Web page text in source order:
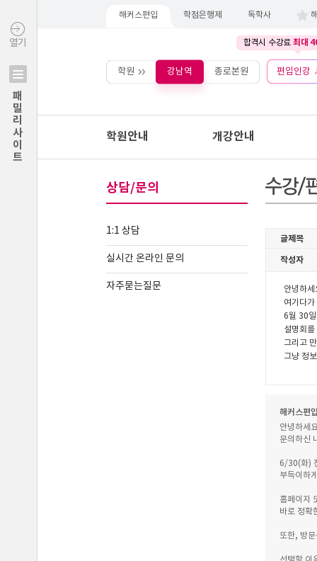
열기
패밀리사이트
해커스편입 학점은행제 독학사
합격시 수강료 최대
학원 강남역 종로본원 편입인강
학원안내 개강안내
상담/문의
1:1 상담
실시간 온라인 문의
자주묻는질문